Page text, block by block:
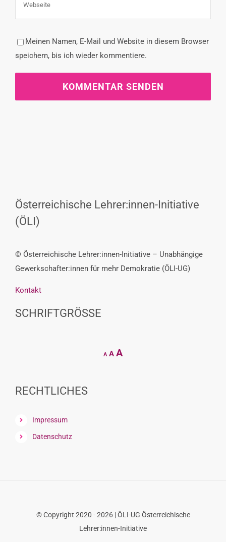
Meinen Namen, E-Mail und Website in diesem Browser
speichern, bis ich wieder kommentiere.
Österreichische Lehrer:innen-Initiative
(ÖLI)
© Österreichische Lehrer:innen-Initiative – Unabhängige
Gewerkschafter:innen für mehr Demokratie (ÖLI-UG)
Kontakt
SCHRIFTGRÖSSE
A
Decrease
font
A Reset
AIncrease
RECHTLICHES
Impressum
Datenschutz
© Copyright 2020 - 2026 | ÖLI-UG Österreichische
Lehrer:innen-Initiative